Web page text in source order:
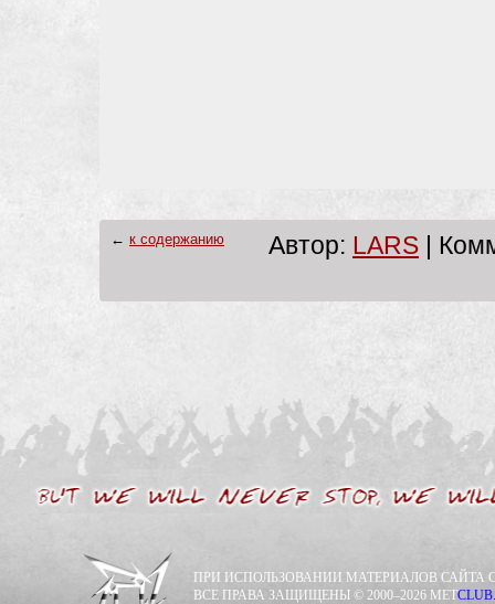
← к содержанию Автор: LARS |
ПРИ ИСПОЛЬЗОВАНИИ МАТЕРИАЛОВ САЙТА
ВСЕ ПРАВА ЗАЩИЩЕНЫ © 2000–2026 METCLUB.